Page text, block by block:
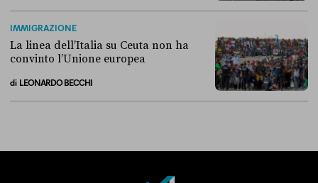
IMMIGRAZIONE
La linea dell’Italia su Ceuta non ha
convinto l’Unione europea
di LEONARDO BECCHI